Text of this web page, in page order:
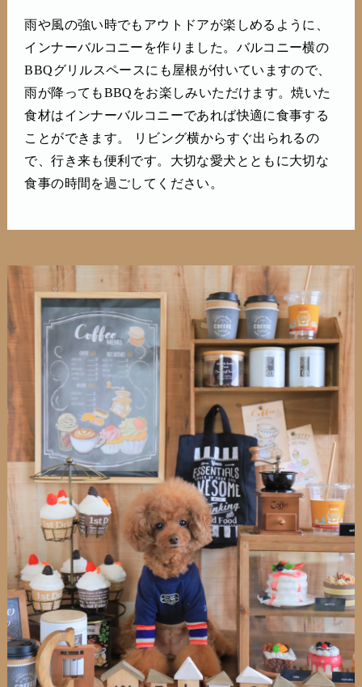
雨や風の強い時でもアウトドアが楽しめるように、
インナーバルコニーを作りました。バルコニー横の
BBQグリルスペースにも屋根が付いていますので、
雨が降ってもBBQをお楽しみいただけます。焼いた
食材はインナーバルコニーであれば快適に食事する
ことができます。 リビング横からすぐ出られるの
で、行き来も便利です。大切な愛犬とともに大切な
食事の時間を過ごしてください。